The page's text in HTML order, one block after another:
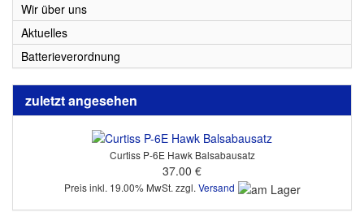
Wir über uns
Aktuelles
Batterieverordnung
zuletzt angesehen
Curtiss P-6E Hawk Balsabausatz
37.00 €
Preis inkl. 19.00% MwSt. zzgl.Versand